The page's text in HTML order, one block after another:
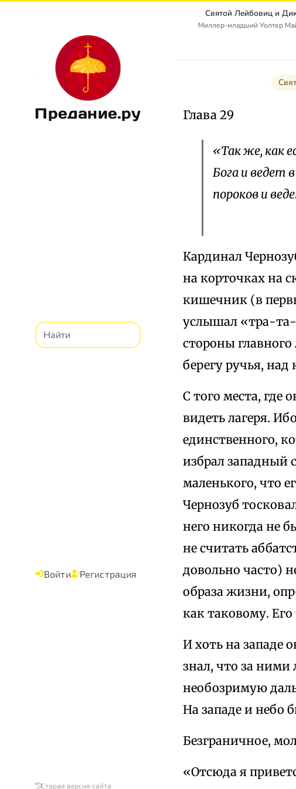
Предание.ру
Войти Регистрация
Старая версия сайта
Святой Лейбовиц и
Миллер-младший Уолтер
Глава 29
«Так же, как
Бога и ведет
пороков и
Кардинал
на корточках на
кишечник (в
услышал «тра-та-
стороны
берегу ручья,
С того места, где
видеть лагеря.
единственного,
избрал западный
маленького, что
Чернозуб
него никогда не
не считать
довольно часто)
образа жизни,
как таковому.
И хоть на западе
знал, что за
необозримую
На западе и небо
Безграничное,
«Отсюда я